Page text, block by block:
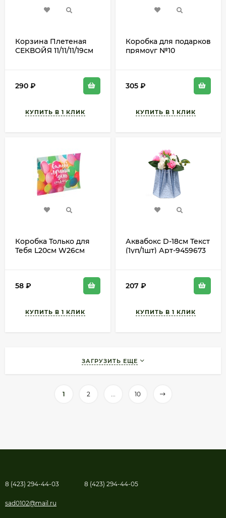
Корзина Плетеная
СЕКВОЙЯ 11/11/11/19см
290 ₽
Коробка для подарков
прямоуг №10
305 ₽
Коробка Только для
Тебя L20см W26см
58 ₽
Аквабокс D-18см Текст
(1уп/1шт) Арт-9459673
207 ₽
ЗАГРУЗИТЬ ЕЩЕ
1 2 ... 10
8 (423) 294-44-03 8 (423) 294-44-05
sad0102@mail.ru